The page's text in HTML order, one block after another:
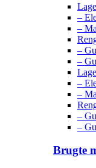
–
–
–
–
–
–
–
–
Brugte